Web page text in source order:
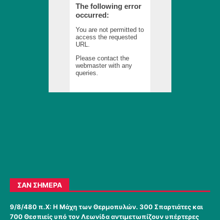
ΣΑΝ ΣΉΜΕΡΑ
9/8/480 π.Χ: Η Μάχη των Θερμοπυλών. 300 Σπαρτιάτες και
700 Θεσπιείς υπό τον Λεωνίδα αντιμετωπίζουν υπέρτερες